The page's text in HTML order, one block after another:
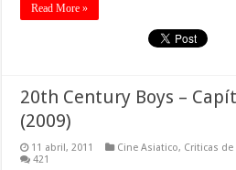
Read More »
20th Century Boys –
(2009)
11 abril, 2011 Cine Asiatico, Criticas de
421